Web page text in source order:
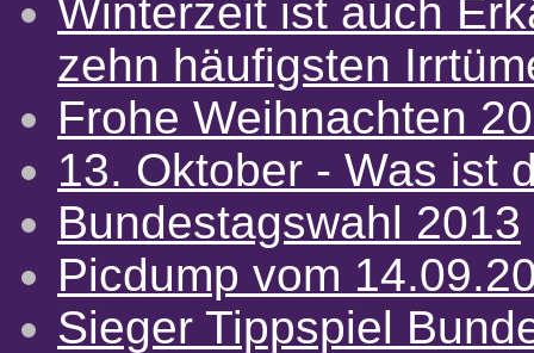
Winterzeit ist auch
zehn häufigsten
Frohe Weihnachten
13. Oktober - Was ist
Bundestagswahl 2013
Picdump vom
Sieger Tippspiel